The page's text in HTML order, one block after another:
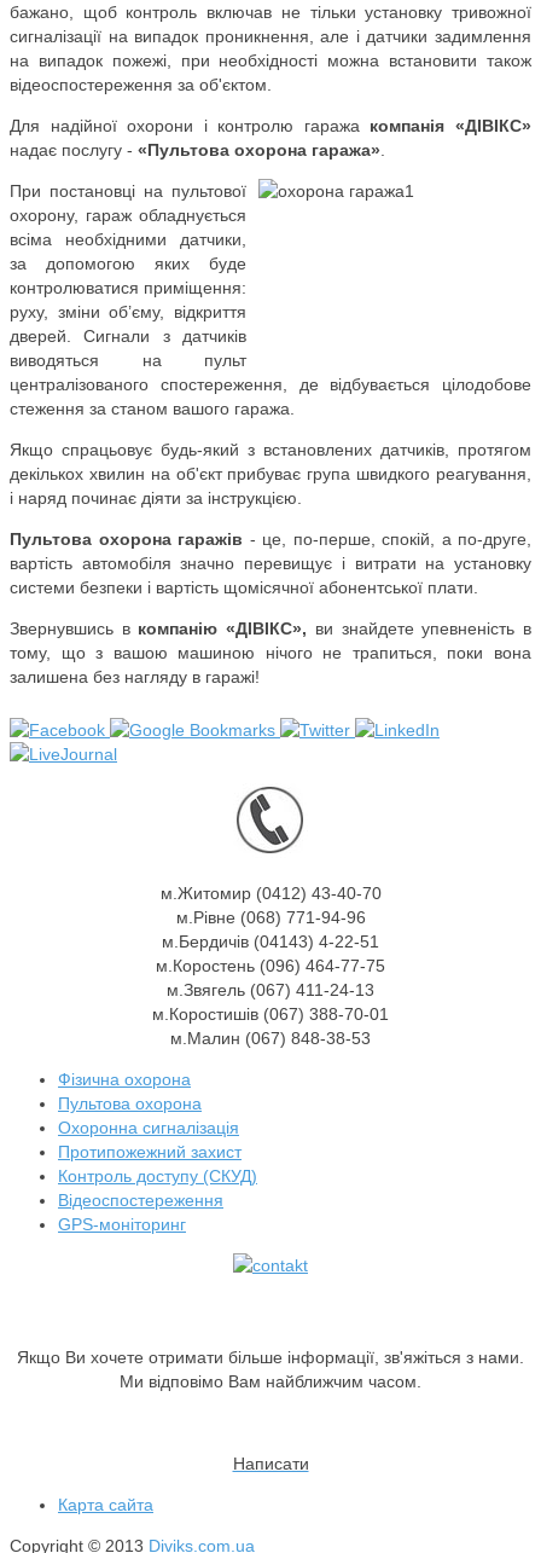
бажано, щоб контроль включав не тільки установку тривожної
сигналізації на випадок проникнення, але і датчики задимлення
на випадок пожежі, при необхідності можна встановити також
відеоспостереження за об'єктом.
Для надійної охорони і контролю гаража компанія «ДІВІКС»
надає послугу - «Пультова охорона гаража»
При постановці на пультової
охорону, гараж обладнується
всіма необхідними датчики,
за допомогою яких буде
контролюватися приміщення:
руху, зміни об’єму, відкриття
дверей. Сигнали з датчиків
виводяться на пульт
централізованого спостереження, де відбувається цілодобове
стеження за станом вашого гаража.
Якщо спрацьовує будь-який з встановлених датчиків, протягом
декількох хвилин на об'єкт прибуває група швидкого реагування,
і наряд починає діяти за інструкцією.
Пультова охорона гаражів - це, по-перше, спокій, а по-друге,
вартість автомобіля значно перевищує і витрати на установку
системи безпеки і вартість щомісячної абонентської плати.
Звернувшись в компанію «ДІВІКС», ви знайдете упевненість в
тому, що з вашою машиною нічого не трапиться, поки вона
залишена без нагляду в гаражі!
м.Житомир (0412) 43-40-70
м.Рівне (068) 771-94-96
м.Бердичів (04143) 4-22-51
м.Коростень (096) 464-77-75
м.Звягель (067) 411-24-13
м.Коростишів (067) 388-70-01
м.Малин (067) 848-38-53
Фізична охорона
Пультова охорона
Охоронна сигналізація
Протипожежний захист
Контроль доступу (СКУД)
Відеоспостереження
GPS-моніторинг
Якщо Ви хочете отримати більше інформації, зв'яжіться з нами.
Ми відповімо Вам найближчим часом.
Написати
Карта сайта
Copyright © 2013 Diviks.com.ua